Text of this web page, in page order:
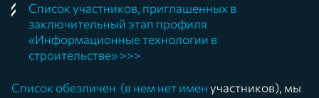
Список участников, приглашенных в
заключительный этап профиля
«Информационные технологии в
строительстве» >>>
Список обезличен (в нем нет именучастников), мы